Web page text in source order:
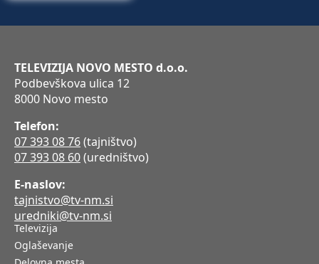
TELEVIZIJA NOVO MESTO d.o.o.
Podbevškova ulica 12
8000 Novo mesto
Telefon:
07 393 08 76(tajništvo)
07 393 08 60(uredništvo)
E-naslov:
tajnistvo@tv-nm.si
uredniki@tv-nm.si
Televizija
Oglaševanje